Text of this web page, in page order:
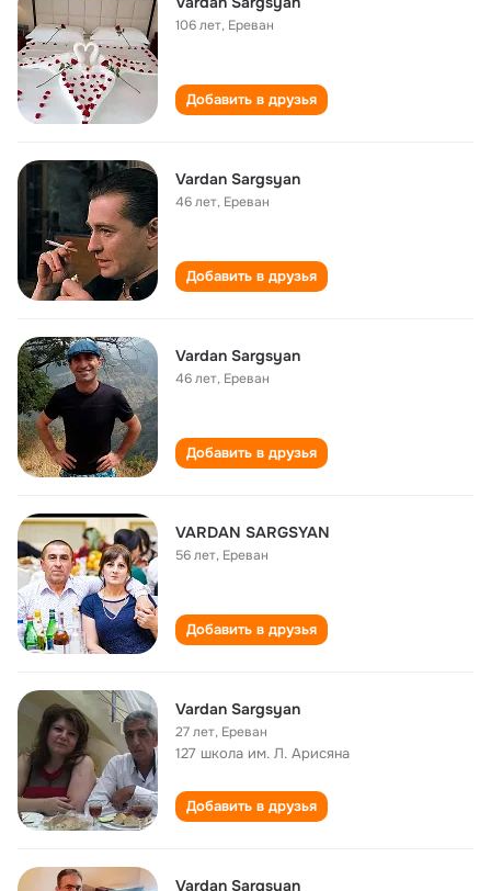
106 лет, Ереван
Добавить в друзья
Vardan Sargsyan
46 лет, Ереван
Добавить в друзья
Vardan Sargsyan
46 лет, Ереван
Добавить в друзья
VARDAN SARGSYAN
56 лет, Ереван
Добавить в друзья
Vardan Sargsyan
27 лет, Ереван
127 школа им. Л. Арисяна
Добавить в друзья
Vardan Sargsyan